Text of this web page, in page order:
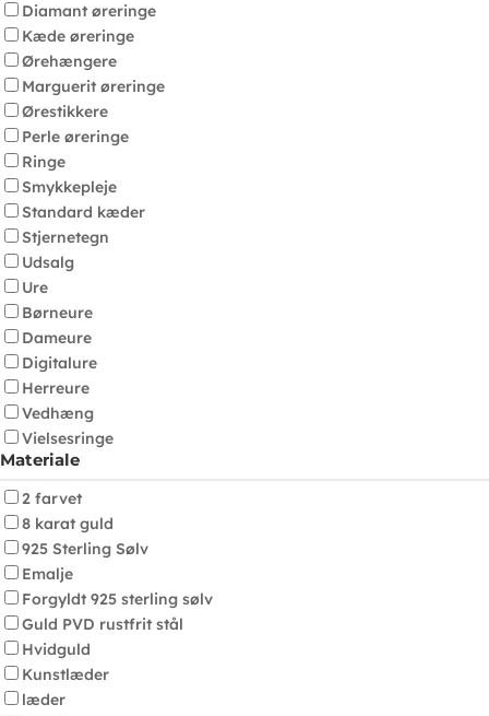
Diamant øreringe
Kæde øreringe
Ørehængere
Marguerit øreringe
Ørestikkere
Perle øreringe
Ringe
Smykkepleje
Standard kæder
Stjernetegn
Udsalg
Ure
Børneure
Dameure
Digitalure
Herreure
Vedhæng
Vielsesringe
Materiale
2 farvet
8 karat guld
925 Sterling Sølv
Emalje
Forgyldt 925 sterling sølv
Guld PVD rustfrit stål
Hvidguld
Kunstlæder
læder